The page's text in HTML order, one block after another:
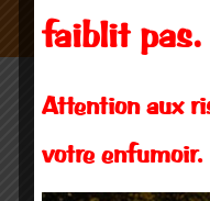
faiblit pas.
Attention aux
votre enfumoir.